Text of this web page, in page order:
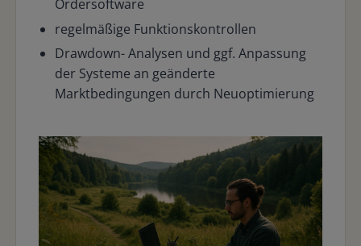
Ordersoftware
regelmäßige Funktionskontrollen
Drawdown- Analysen und ggf. Anpassung
der Systeme an geänderte
Marktbedingungen durch Neuoptimierung